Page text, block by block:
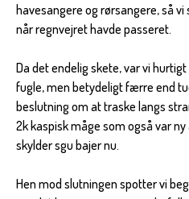
havesangere og rørsangere, så
når regnvejret havde passeret.
Da det endelig skete, var vi
fugle, men betydeligt færre end
beslutning om at traske langs
2k kaspisk måge som også var
skylder sgu bajer nu.
Hen mod slutningen spotter vi